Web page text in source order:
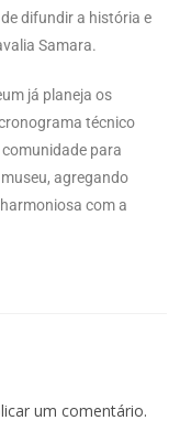
difundir a história e
Samara.
já planeja os
técnico
para
agregando
com a
um comentário.